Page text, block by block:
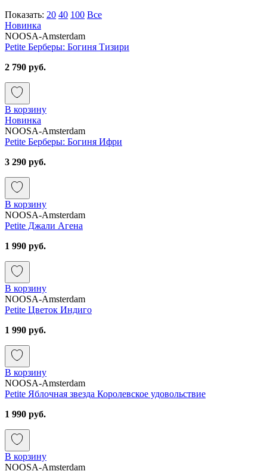
Показать: 20 40 100 Все
Новинка
NOOSA-Amsterdam
Petite Берберы: Богиня Тизири
2 790 руб.
В корзину
Новинка
NOOSA-Amsterdam
Petite Берберы: Богиня Ифри
3 290 руб.
В корзину
NOOSA-Amsterdam
Petite Джали Агена
1 990 руб.
В корзину
NOOSA-Amsterdam
Petite Цветок Индиго
1 990 руб.
В корзину
NOOSA-Amsterdam
Petite Яблочная звезда Королевское удовольствие
1 990 руб.
В корзину
NOOSA-Amsterdam